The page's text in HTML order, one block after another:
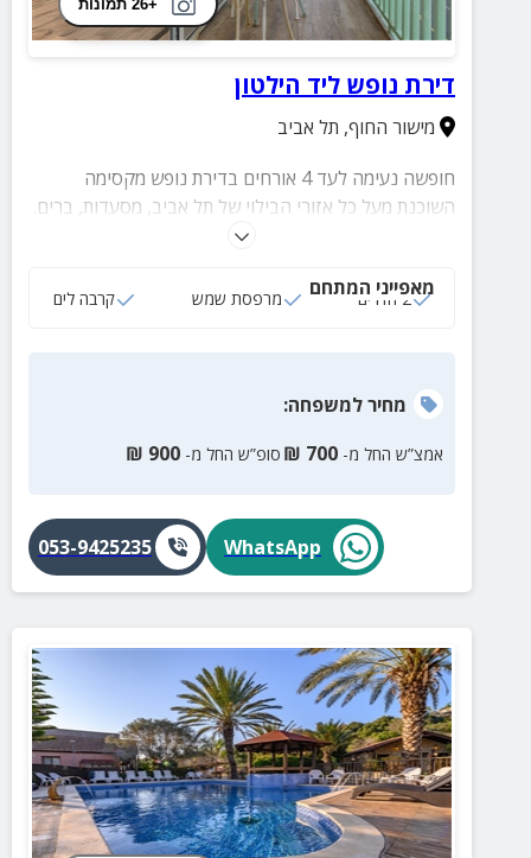
+26 תמונות
דירת נופש ליד הילטון
מישור החוף, תל אביב
חופשה נעימה לעד 4 אורחים בדירת נופש מקסימה
השוכנת מעל כל אזורי הבילוי של תל אביב, מסעדות, ברים.
בתי קפה ועוד. בדירה תמצאו חדר שינה זוגי, סלון עם ספה
פינת ישבה נוחה.
מאפייני המתחם
2 חדרים מרפסת שמש קרבה לים
מחירלמשפחה:
אמצ”ש החל מ- 700
₪ סופ”ש החל מ- 900
₪
WhatsApp
053-9425235